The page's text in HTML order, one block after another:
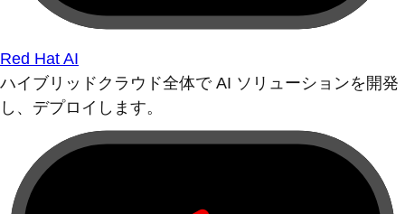
Red Hat AI
ハイブリッドクラウド全体で AI ソリューションを開発
し、デプロイします。